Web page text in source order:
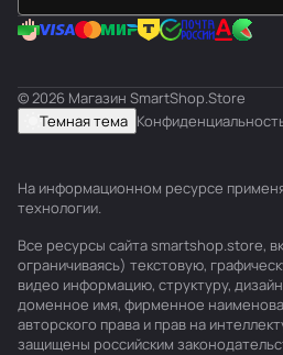
© 2026 Магазин SmartShop.Store
Темная тема
На информационном ресурсе
технологии.
Все ресурсы сайта smartshop.store,
ограничиваясь) текстовую,
видео информацию, структуру,
доменное имя, фирменное
авторского права и прав на
защищены российским